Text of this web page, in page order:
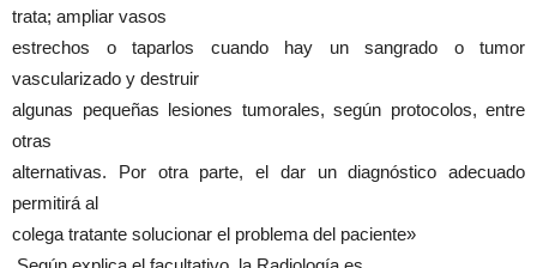
trata; ampliar vasos
estrechos o taparlos cuando hay un sangrado o tumor
vascularizado y destruir
algunas pequeñas lesiones tumorales, según protocolos, entre
otras
alternativas. Por otra parte, el dar un diagnóstico adecuado
permitirá al
colega tratante solucionar el problema del paciente»